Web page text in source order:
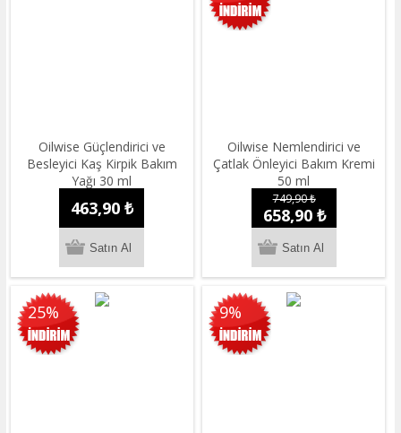
Oilwise Güçlendirici ve
Besleyici Kaş Kirpik Bakım
Yağı 30 ml
463,90 ₺
Oilwise Nemlendirici ve
Çatlak Önleyici Bakım Kremi
50 ml
749,90 ₺
658,90 ₺
25% 9%